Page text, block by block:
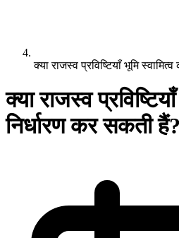
क्या राजस्व प्रविष्टियाँ भूमि
क्या राजस्व
निर्धारण कर सकती हैं?